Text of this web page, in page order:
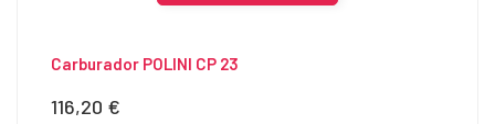
Carburador POLINI CP 23
Precio
116,20 €